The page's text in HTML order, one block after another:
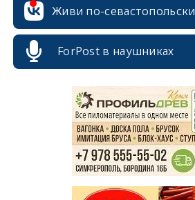
Живи по-севастопольски
ForPost в наушниках